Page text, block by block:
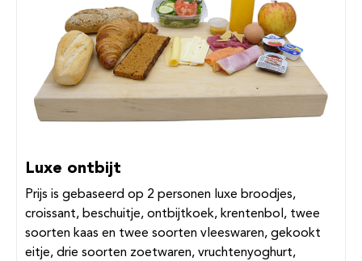
Luxe ontbijt
Prijs is gebaseerd op 2 personen luxe broodjes,
croissant, beschuitje, ontbijtkoek, krentenbol, twee
soorten kaas en twee soorten vleeswaren, gekookt
eitje, drie soorten zoetwaren, vruchtenyoghurt,